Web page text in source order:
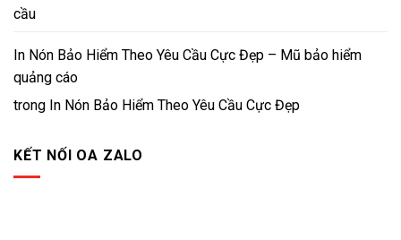
cầu
In Nón Bảo Hiểm Theo Yêu Cầu Cực Đẹp – Mũ bảo hiểm
quảng cáo
trong In Nón Bảo Hiểm Theo Yêu Cầu Cực Đẹp
KẾT NỐI OA ZALO